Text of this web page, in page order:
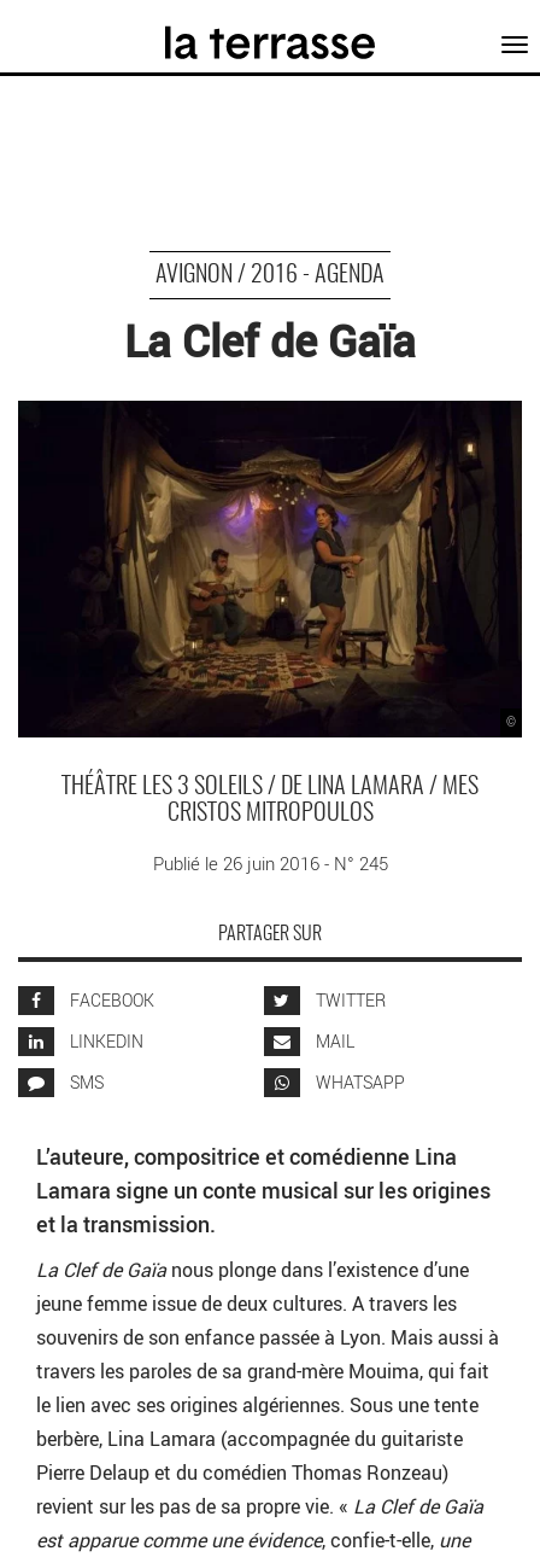
AVIGNON / 2016 - AGENDA
La Clef de Gaïa
©
THÉÂTRE LES 3 SOLEILS / DE LINA LAMARA / MES
CRISTOS MITROPOULOS
Publié le 26 juin 2016 - N° 245
PARTAGER SUR
FACEBOOK
TWITTER
LINKEDIN
MAIL
SMS
WHATSAPP
L’auteure, compositrice et comédienne Lina
Lamara signe un conte musical sur les origines
et la transmission.
La Clef de Gaïanous plonge dans l’existence d’une
jeune femme issue de deux cultures. A travers les
souvenirs de son enfance passée à Lyon. Mais aussi à
travers les paroles de sa grand-mère Mouima, qui fait
le lien avec ses origines algériennes. Sous une tente
berbère, Lina Lamara (accompagnée du guitariste
Pierre Delaup et du comédien Thomas Ronzeau)
revient sur les pas de sa propre vie. « La Clef de Gaïa
est apparue comme une évidence, confie-t-elle, une